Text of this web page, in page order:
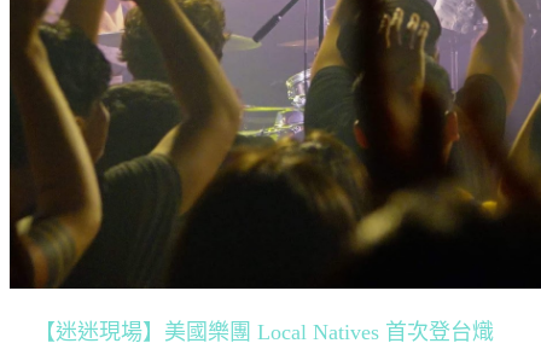
【迷迷現場】美國樂團 Local Natives 首次登台熾